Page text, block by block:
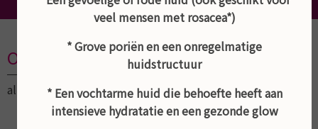
Openingstijden
altijd op afspraak
veel mensen met rosacea*)
* Grove poriën en een onregelmatige
huidstructuur
* Een vochtarme huid die behoefte heeft aan
intensieve hydratatie en een gezonde glow